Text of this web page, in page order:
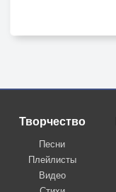
Творчество
Песни
Плейлисты
Видео